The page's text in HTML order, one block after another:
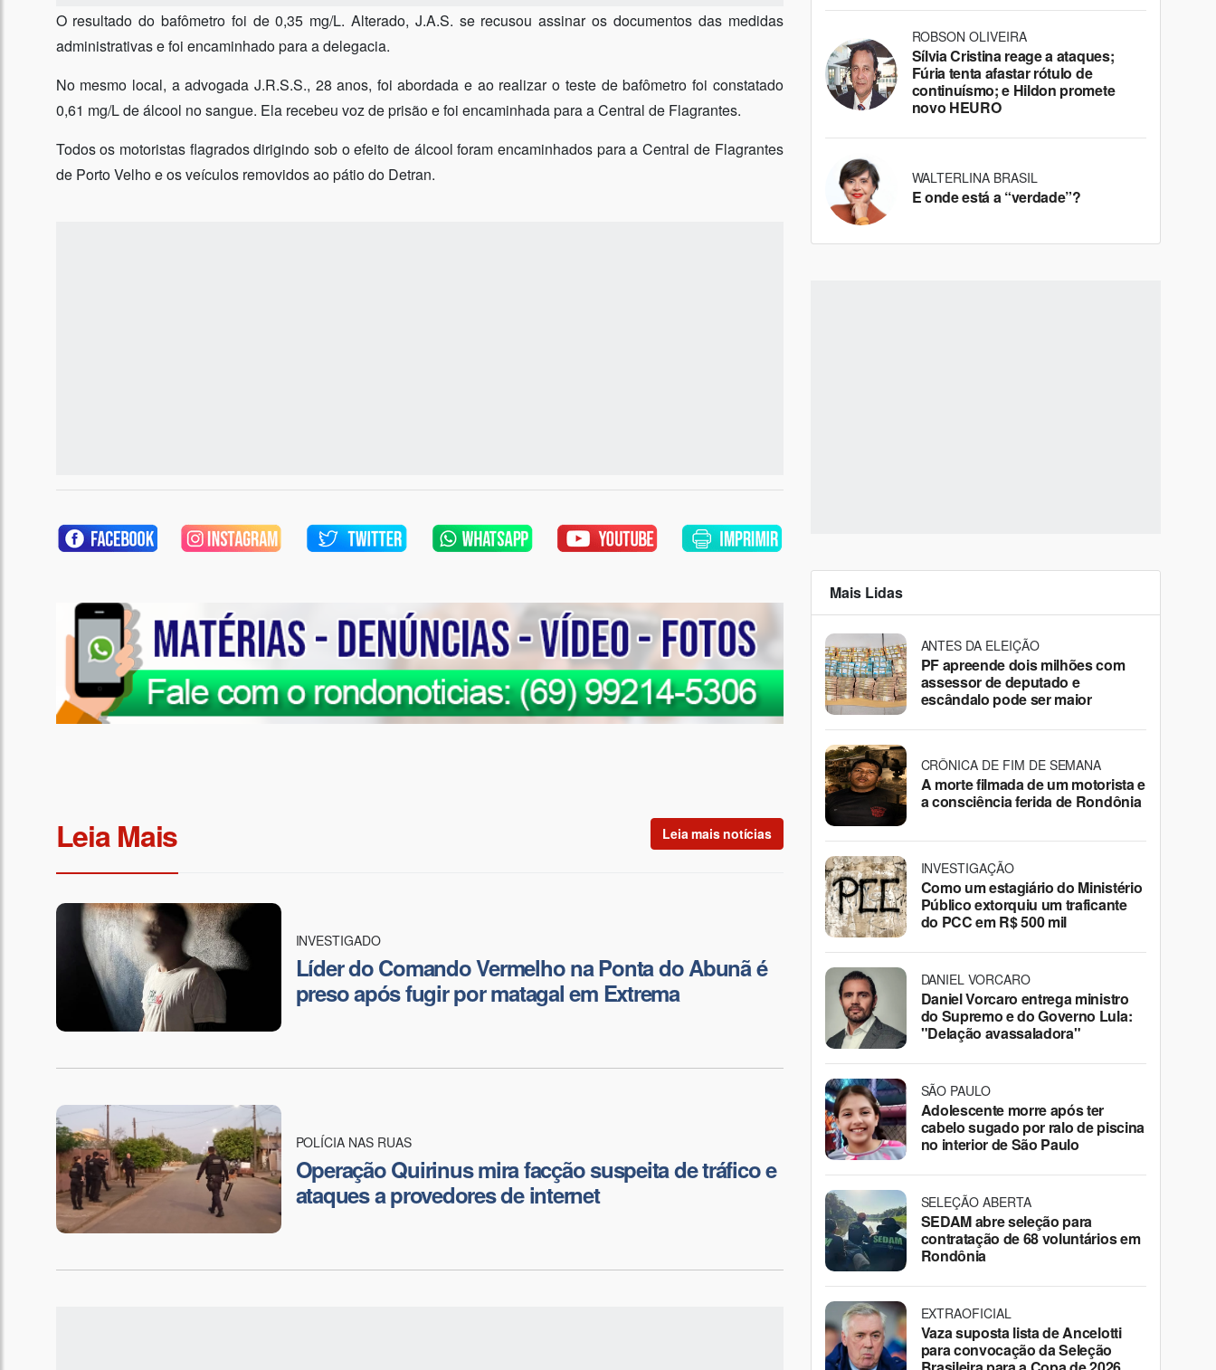
O resultado do bafômetro foi de 0,35 mg/L. Alterado, J.A.S. se recusou assinar os documentos das medidas
administrativas e foi encaminhado para a delegacia.
No mesmo local, a advogada J.R.S.S., 28 anos, foi abordada e ao realizar o teste de bafômetro foi constatado
0,61 mg/L de álcool no sangue. Ela recebeu voz de prisão e foi encaminhada para a Central de Flagrantes.
Todos os motoristas flagrados dirigindo sob o efeito de álcool foram encaminhados para a Central de Flagrantes
de Porto Velho e os veículos removidos ao pátio do Detran.
Leia Mais Leia mais notícias
INVESTIGADO
Líder do Comando Vermelho na Ponta do Abunã é
preso após fugir por matagal em Extrema
POLÍCIA NAS RUAS
Operação Quirinus mira facção suspeita de tráfico e
ataques a provedores de internet
ROBSON OLIVEIRA
Sílvia Cristina reage a ataques;
Fúria tenta afastar rótulo de
continuísmo; e Hildon promete
novo HEURO
WALTERLINA BRASIL
E onde está a “verdade”?
Mais Lidas
ANTES DA ELEIÇÃO
PF apreende dois milhões com
assessor de deputado e
escândalo pode ser maior
CRÔNICA DE FIM DE SEMANA
A morte filmada de um motorista e
a consciência ferida de Rondônia
INVESTIGAÇÃO
Como um estagiário do Ministério
Público extorquiu um traficante
do PCC em R$ 500 mil
DANIEL VORCARO
Daniel Vorcaro entrega ministro
do Supremo e do Governo Lula:
"Delação avassaladora"
SÃO PAULO
Adolescente morre após ter
cabelo sugado por ralo de piscina
no interior de São Paulo
SELEÇÃO ABERTA
SEDAM abre seleção para
contratação de 68 voluntários em
Rondônia
EXTRAOFICIAL
Vaza suposta lista de Ancelotti
para convocação da Seleção